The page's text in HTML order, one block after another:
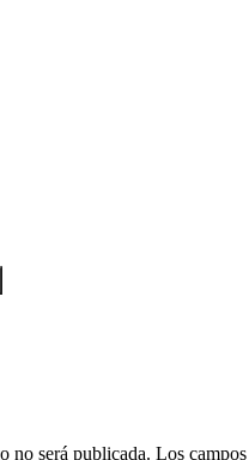
no será publicada. Los